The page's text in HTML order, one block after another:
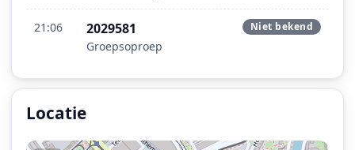
21:06 2029581
Groepsoproep
Niet bekend
Locatie
Locatie van het incident: Coolsingel, Rotterdam.